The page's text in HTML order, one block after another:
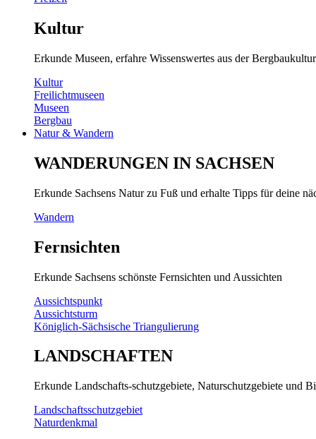
Kultur
Erkunde Museen, erfahre Wissenswertes aus der
Kultur
Freilichtmuseen
Museen
Bergbau
Natur & Wandern
WANDERUNGEN IN SACHSEN
Erkunde Sachsens Natur zu Fuß und erhalte Tipps für deine
Wandern
Fernsichten
Erkunde Sachsens schönste Fernsichten und Aussichten
Aussichtspunkt
Aussichtsturm
Königlich-Sächsische Triangulierung
LANDSCHAFTEN
Erkunde Landschafts-schutzgebiete, Naturschutzgebiete und
Landschaftsschutzgebiet
Naturdenkmal